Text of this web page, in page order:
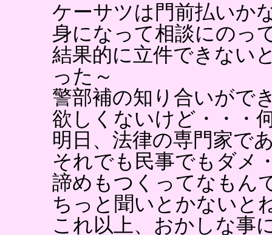
ケーサツは門前払いか
身になって相談にのっ
結果的に立件できない
った～
警部補の知り合いがで
欲しくないけど・・・
明日、法律の専門家で
それでも民事でもダメ
諦めもつくってなもん
ちっと聞いとかないと
これ以上、おかしな事